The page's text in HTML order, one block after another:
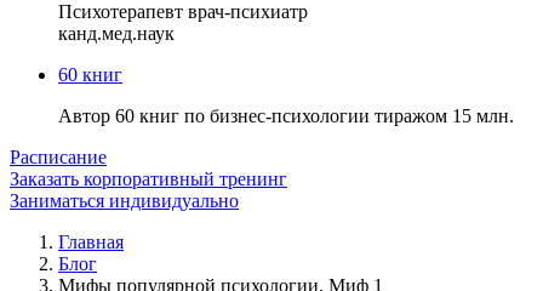
Психотерапевт врач-психиатр
канд.мед.наук
60 книг
Автор 60 книг по бизнес-психологии тиражом 15 млн.
Расписание
Заказать корпоративный тренинг
Заниматься индивидуально
Главная
Блог
Мифы популярной психологии. Миф 1